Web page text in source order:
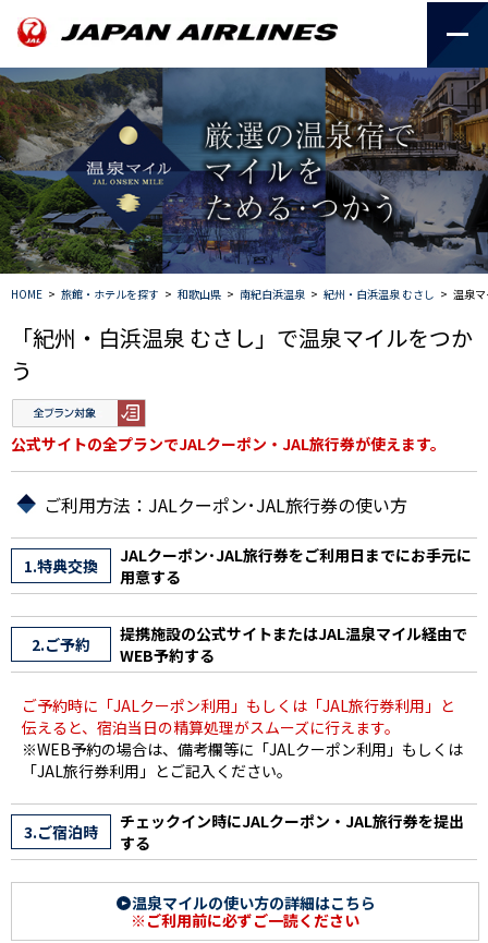
HOME > 旅館・ホテルを探す > 和歌山県 > 南紀白浜温泉 > 紀州・白浜温泉 むさし > 温泉
「紀州・白浜温泉 むさし」で温泉マイルをつか
う
公式サイトの全プランでJALクーポン・JAL旅行券が使えます。
ご利用方法：JALクーポン･JAL旅行券の使い方
1.特典交換
JALクーポン･JAL旅行券をご利用日までにお手元に
用意する
2.ご予約
提携施設の公式サイトまたはJAL温泉マイル経由で
WEB予約する
ご予約時に「JALクーポン利用」もしくは「JAL旅行券利用」と
伝えると、宿泊当日の精算処理がスムーズに行えます。
※WEB予約の場合は、備考欄等に「JALクーポン利用」もしくは
「JAL旅行券利用」とご記入ください。
3.ご宿泊時
チェックイン時にJALクーポン・JAL旅行券を提出
する
温泉マイルの使い方の詳細はこちら
※ご利用前に必ずご一読ください